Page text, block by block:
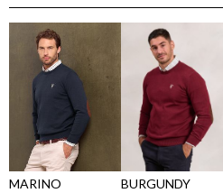
MARINO BURGUNDY